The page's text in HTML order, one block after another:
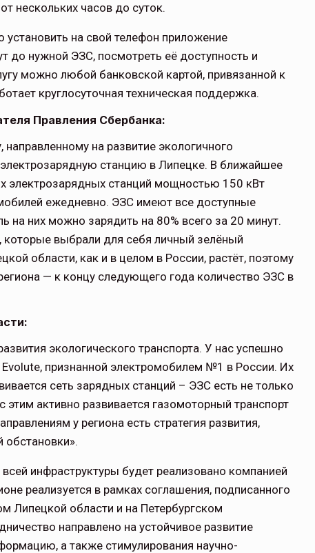
нескольких часов до суток.
на свой телефон приложение
нужной ЭЗС, посмотреть её доступность и
можно любой банковской картой, привязанной к
круглосуточная техническая поддержка.
Правления Сбербанка:
на развитие экологичного
станцию в Липецке. В ближайшее
электрозарядных станций мощностью 150 кВт
ежедневно. ЭЗС имеют все доступные
на них можно зарядить на 80% всего за 20 минут.
выбрали для себя личный зелёный
области, как и в целом в России, растёт, поэтому
— к концу следующего года количество ЭЗС в
экологического транспорта. У нас успешно
признанной электромобилем №1 в России. Их
сеть зарядных станций – ЭЗС есть не только
этим активно развивается газомоторный транспорт
у региона есть стратегия развития,
обстановки».
инфраструктуры будет реализовано компанией
реализуется в рамках соглашения, подписанного
Липецкой области и на Петербургском
направлено на устойчивое развитие
а также стимулирования научно-